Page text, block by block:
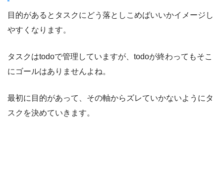
目的があるとタスクにどう落としこめばいいかイメージし
やすくなります。
タスクはtodoで管理していますが、todoが終わってもそこ
にゴールはありませんよね。
最初に目的があって、その軸からズレていかないようにタ
スクを決めていきます。